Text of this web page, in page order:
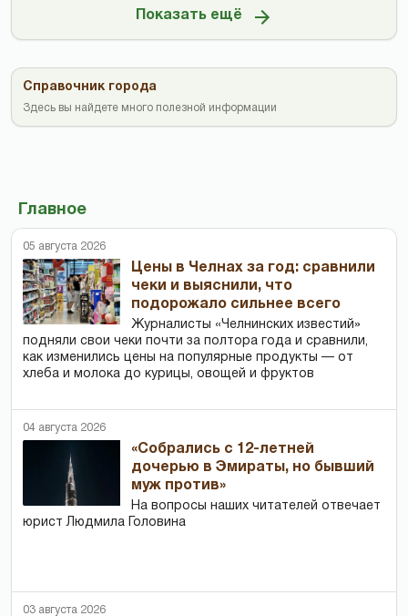
Показать ещё
Справочник города
Здесь вы найдете много полезной информации
Главное
05 августа 2026
Цены в Челнах за год: сравнили
чеки и выяснили, что
подорожало сильнее всего
Журналисты «Челнинских известий»
подняли свои чеки почти за полтора года и сравнили,
как изменились цены на популярные продукты — от
хлеба и молока до курицы, овощей и фруктов
04 августа 2026
«Собрались с 12-летней
дочерью в Эмираты, но бывший
муж против»
На вопросы наших читателей отвечает
юрист Людмила Головина
03 августа 2026